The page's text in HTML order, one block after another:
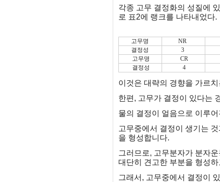
각종 고무 결정화의 성질에
로 표2에 랭크를 나타내었다.
고무명
NR
결정성
3
고무명
CR
결정성
4
이것은 대략의 경향을 가르
한편, 고무가 결정이 있다는
물의 결정이 얼음으로 이루
고무중에서 결정이 생기는
을 형성합니다.
그러므로, 고무분자가 분자
대단히 견고한 부분을 형성
그래서, 고무중에서 결정이